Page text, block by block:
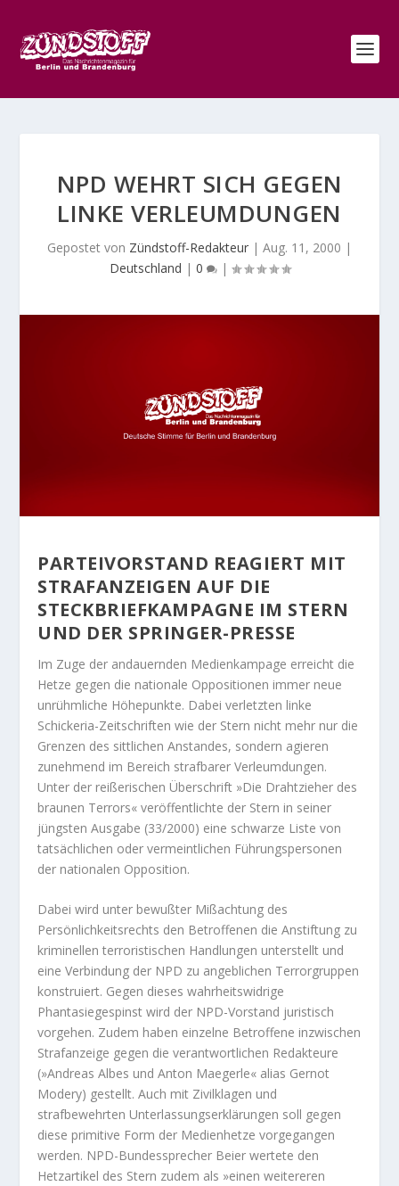
NPD WEHRT SICH GEGEN
LINKE VERLEUMDUNGEN
Gepostet von Zündstoff-Redakteur | Aug. 11, 2000 |
Deutschland | 0 |
PARTEIVORSTAND REAGIERT MIT
STRAFANZEIGEN AUF DIE
STECKBRIEFKAMPAGNE IM STERN
UND DER SPRINGER-PRESSE
Im Zuge der andauernden Medienkampage erreicht die
Hetze gegen die nationale Oppositionen immer neue
unrühmliche Höhepunkte. Dabei verletzten linke
Schickeria-Zeitschriften wie der Stern nicht mehr nur die
Grenzen des sittlichen Anstandes, sondern agieren
zunehmend im Bereich strafbarer Verleumdungen.
Unter der reißerischen Überschrift »Die Drahtzieher des
braunen Terrors« veröffentlichte der Stern in seiner
jüngsten Ausgabe (33/2000) eine schwarze Liste von
tatsächlichen oder vermeintlichen Führungspersonen
der nationalen Opposition.
Dabei wird unter bewußter Mißachtung des
Persönlichkeitsrechts den Betroffenen die Anstiftung zu
kriminellen terroristischen Handlungen unterstellt und
eine Verbindung der NPD zu angeblichen Terrorgruppen
konstruiert. Gegen dieses wahrheitswidrige
Phantasiegespinst wird der NPD-Vorstand juristisch
vorgehen. Zudem haben einzelne Betroffene inzwischen
Strafanzeige gegen die verantwortlichen Redakteure
(»Andreas Albes und Anton Maegerle« alias Gernot
Modery) gestellt. Auch mit Zivilklagen und
strafbewehrten Unterlassungserklärungen soll gegen
diese primitive Form der Medienhetze vorgegangen
werden. NPD-Bundessprecher Beier wertete den
Hetzartikel des Stern zudem als »einen weitereren